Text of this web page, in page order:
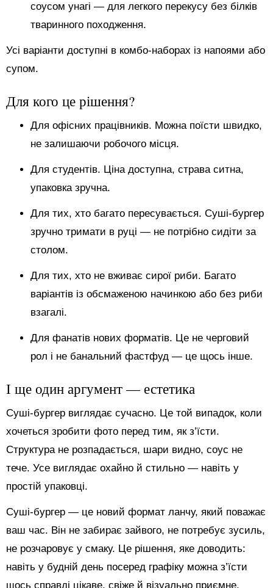
соусом унагі — для легкого перекусу без білків
тваринного походження.
Усі варіанти доступні в комбо-наборах із напоями або
супом.
Для кого це рішення?
Для офісних працівників. Можна поїсти швидко,
не залишаючи робочого місця.
Для студентів. Ціна доступна, страва ситна,
упаковка зручна.
Для тих, хто багато пересувається. Суші-бургер
зручно тримати в руці — не потрібно сидіти за
столом.
Для тих, хто не вживає сирої риби. Багато
варіантів із обсмаженою начинкою або без риби
взагалі.
Для фанатів нових форматів. Це не черговий
рол і не банальний фастфуд — це щось інше.
І ще один аргумент — естетика
Суші-бургер виглядає сучасно. Це той випадок, коли
хочеться зробити фото перед тим, як з’їсти.
Структура не розпадається, шари видно, соус не
тече. Усе виглядає охайно й стильно — навіть у
простій упаковці.
Суші-бургер — це новий формат ланчу, який поважає
ваш час. Він не забирає зайвого, не потребує зусиль,
не розчаровує у смаку. Це рішення, яке доводить:
навіть у будній день посеред графіку можна з’їсти
щось справді цікаве, свіже й візуально приємне.